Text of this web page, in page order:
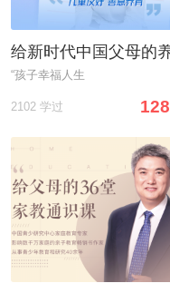
“孩子幸福人生
2102 学过